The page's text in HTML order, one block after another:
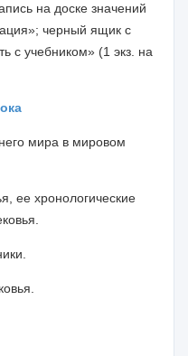
на доске значений
черный ящик с
с учебником» (1 экз. на
мира в мировом
ее хронологические